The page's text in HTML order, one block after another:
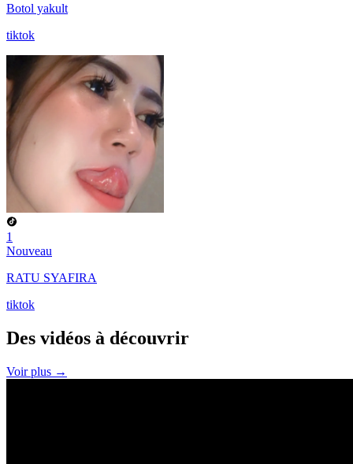
Botol yakult
tiktok
1
Nouveau
RATU SYAFIRA
tiktok
Des vidéos à découvrir
Voir plus →